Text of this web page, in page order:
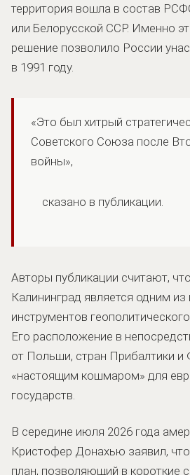
территория вошла в состав
или Белорусской ССР. Именно
решение позволило России
в 1991 году.
«Это был хитрый
Советского Союза после
войны»,
сказано в публикации.
Авторы публикации считают,
Калининград является одним
инструментов
Его расположение в
от Польши, стран Прибалтики и
«настоящим кошмаром» для
государств.
В середине июля 2026 года
Кристофер Донахью заявил,
план, позволяющий в короткие